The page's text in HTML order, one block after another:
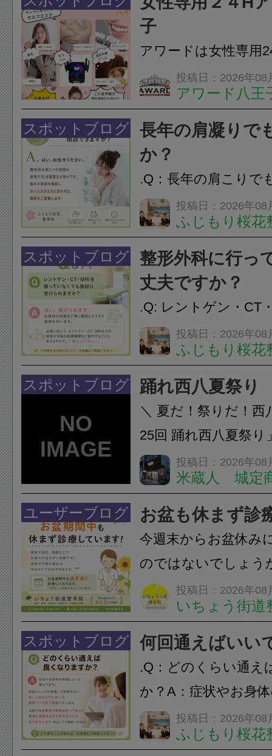
のこわばり・頭痛や
ながることがありま
子
アワードは女性専用
フエステを 思いっ
開催中
投稿日：2026年08
アワード八王
24時間ジム&
脱毛
スポットブログ
長年の肩凝りで
か？
.Q：長年の肩こりで
か？A：はい、お任
性的な肩こりの原因
慣など様々です。痛
し、お一人おひとり
をご提案します。.#
投稿日：2026年08
ふじもり桜花
スポットブログ
整形外科に行っ
丈夫ですか？
.Q: レントゲン・CT
いなくても施術は受
A: はい、受けられま
態を丁寧に確認した
います。必要に応じ
ン・CT・MRIなどの
投稿日：2026年08
ふじもり桜花
スポットブログ 踊れ西八夏祭り
＼ 夏だ！祭りだ！西
25回 踊れ西八夏祭
てくる！ 伝統の【阿
情熱の【よさこいソ
結！数多くの団体が
店街を舞台に最高の
投稿日：2026年08
米蔵人 城定
ユーザーブログ お盆も休まず診
今週末からお盆休み
のではないでしょう
長時間の運転などで
痛・足の疲れが出や
いちょう街道整骨院
も通常通り診療して
みの...
投稿日：2026年08
いちょう街道
スポットブログ 何回通えばいい
.Q：どのくらい通え
か？A：症状やお身
異なります。初回に
ご説明を行い、お一
投稿日：2026年08
ふじもり桜花